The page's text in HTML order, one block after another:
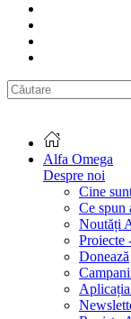
Alfa Omega
Despre noi
Cine
Ce
Noutăți
Proiecte
Donează